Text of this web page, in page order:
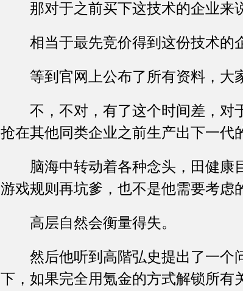
那对于之前买下这技术的企业来
相当于最先竞价得到这份技术的企
等到官网上公布了所有资料，大
不，不对，有了这个时间差，对于
抢在其他同类企业之前生产出下一代
脑海中转动着各种念头，田健康
游戏规则再坑爹，也不是他需要考虑
高层自然会衡量得失。
然后他听到高階弘史提出了一个
下，如果完全用氪金的方式解锁所有